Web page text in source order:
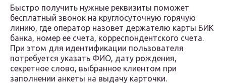
Быстро получить нужные реквизиты поможет
бесплатный звонок на круглосуточную горячую
линию, где оператор назовет держателю карты БИК
банка, номер ее счета, корреспондентского счета.
При этом для идентификации пользователя
потребуется указать ФИО, дату рождения,
секретное слово, выбранное клиентом при
заполнении анкеты на выдачу карточки.